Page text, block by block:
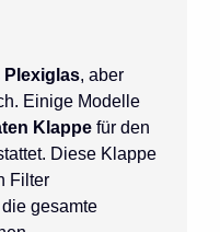
Plexiglas, aber
Einige Modelle
Klappe für den
Diese Klappe
Filter
gesamte